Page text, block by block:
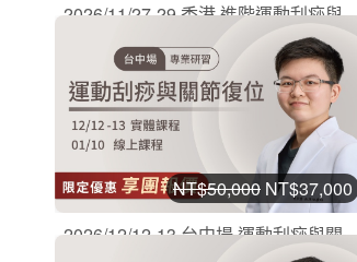
2026/11/27-29 香港 進階運動刮痧與...
加入購物車
購買後有效期限：2026-11-27
198
0
NT$50,000 NT$37,000
2026/12/12-13 台中場 運動刮痧與關...